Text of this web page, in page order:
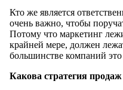
Кто же является
очень важно, чтобы
Потому что маркетинг
крайней мере, должен
большинстве компаний это
Какова стратегия